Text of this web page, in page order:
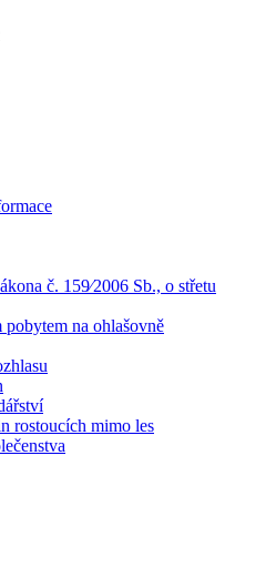
č. 159⁄2006 Sb., o střetu
na ohlašovně
rostoucích mimo les